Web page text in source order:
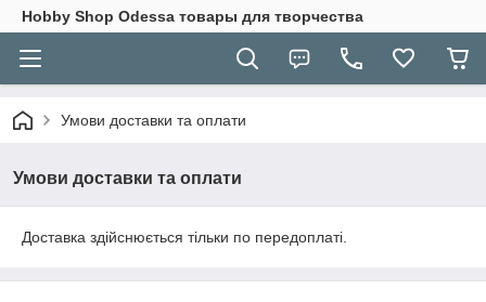
Hobbу Shop Odessa товары для творчества
Умови доставки та оплати
Умови доставки та оплати
Доставка здійснюється тільки по передоплаті.